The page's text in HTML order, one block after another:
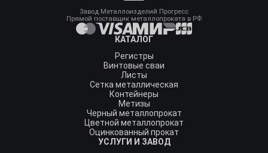
Завод Металлоизделий Прогресс
Прямой поставщик металлопроката в РФ
КАТАЛОГ
Регистры
Винтовые сваи
Листы
Сетка металлическая
Контейнеры
Метизы
Черный металлопрокат
Цветной металлопрокат
Оцинкованный прокат
УСЛУГИ И ЗАВОД